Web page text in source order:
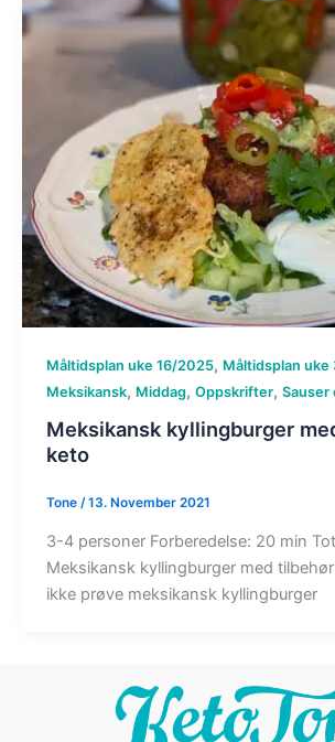
Måltidsplan uke 16/2025, Måltidsplan
Meksikansk, Middag, Oppskrifter, Sauser
Meksikansk kyllingburger
keto
Tone /13. November 2021
3-4 personer Forberedelse: 20 min
Meksikansk kyllingburger med
ikke prøve meksikansk kyllingburger